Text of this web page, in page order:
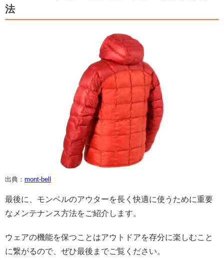
法
出典： mont-bell
最後に、モンベルのアウターを長く快適に使うために重要
なメンテナンス方法をご紹介します。
ウェアの機能を保つことはアウトドアを存分に楽しむこと
に繋がるので、ぜひ最後までご覧ください。